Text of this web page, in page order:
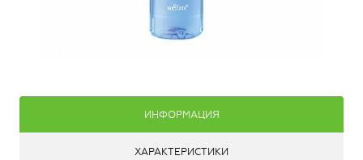
ИНФОРМАЦИЯ
ХАРАКТЕРИСТИКИ